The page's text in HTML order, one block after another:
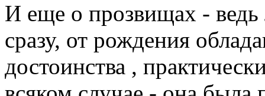
И еще о прозвищах -
сразу, от рождения
достоинства ,